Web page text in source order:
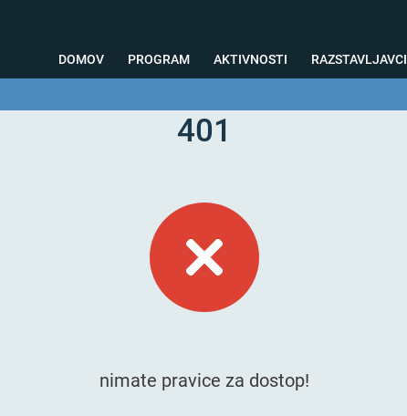
DOMOV PROGRAM AKTIVNOSTI
Testiranja
RAZSTAVLJAVCI
401
nimate pravice za dostop!